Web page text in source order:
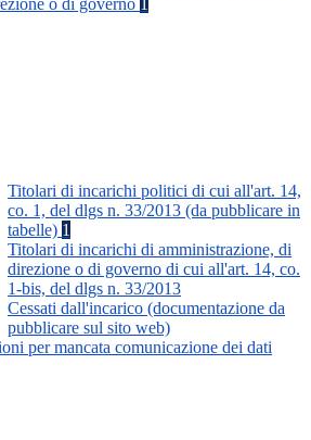
o di governo 1
Titolari di incarichi politici di cui all'art. 14,
co. 1, del dlgs n. 33/2013 (da pubblicare in
tabelle) 1
Titolari di incarichi di amministrazione, di
direzione o di governo di cui all'art. 14, co.
1-bis, del dlgs n. 33/2013
Cessati dall'incarico (documentazione da
pubblicare sul sito web)
per mancata comunicazione dei dati